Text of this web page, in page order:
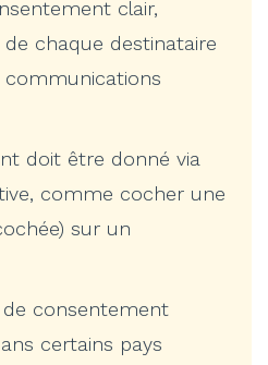
clair,
chaque destinataire
communications
doit être donné via
comme cocher une
sur un
de consentement
certains pays